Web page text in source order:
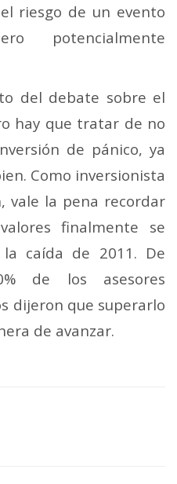
riesgo de un evento
potencialmente
del debate sobre el
hay que tratar de no
de pánico, ya
Como inversionista
vale la pena recordar
finalmente se
caída de 2011. De
de los asesores
dijeron que superarlo
de avanzar.